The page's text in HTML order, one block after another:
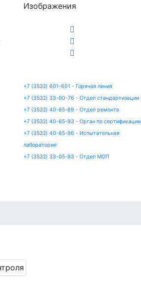
Изображения
+7 (3532) 601-601 - Горячая линия
+7 (3532) 33-00-76 - Отдел стандартизации
+7 (3532) 40-65-89 - Отдел ремонта
+7 (3532) 40-65-93 - Орган по сертификации
+7 (3532) 40-65-96 - Испытательная
лаборатория
+7 (3532) 33-05-93 - Отдел МОП